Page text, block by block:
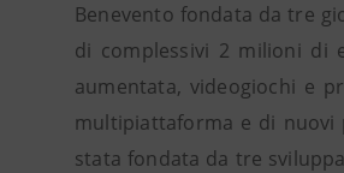
Benevento fondata da tre
di complessivi 2 milioni di
aumentata, videogiochi e
multipiattaforma e di nuovi
stata fondata da tre